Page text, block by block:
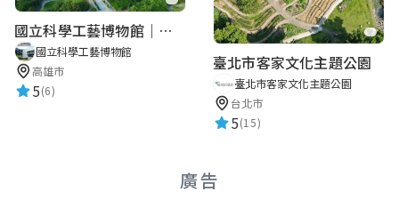
國立科學工藝博物館｜華語智慧導覽
國立科學工藝博物館
高雄市
5(6)
臺北市客家文化主題公園
臺北市客家文化主題公園
台北市
5(15)
廣告